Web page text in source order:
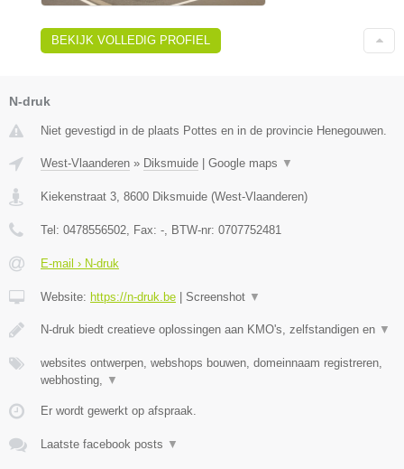
BEKIJK VOLLEDIG PROFIEL
N-druk
Niet gevestigd in de plaats Pottes en in de provincie Henegouwen.
West-Vlaanderen » Diksmuide | Google maps ▼
Kiekenstraat 3 8600 Diksmuide (West-Vlaanderen)
Tel: 0478556502 , Fax: - , BTW-nr: 0707752481
E-mail › N-druk
Website: https://n-druk.be | Screenshot ▼
N-druk biedt creatieve oplossingen aan KMO's, zelfstandigen en ▼
websites ontwerpen, webshops bouwen, domeinnaam registreren,
webhosting,
▼
Er wordt gewerkt op afspraak.
Laatste facebook posts ▼